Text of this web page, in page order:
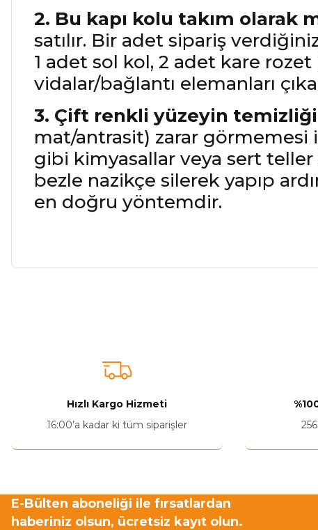
2. Bu kapı kolu takım olarak
satılır. Bir adet sipariş
1 adet sol kol, 2 adet kare
vidalar/bağlantı elemanları
3. Çift renkli yüzeyin temizliği
mat/antrasit) zarar görmemesi
gibi kimyasallar veya sert
bezle nazikçe silerek yapıp
en doğru yöntemdir.
Ürün açıklamasında eksik bilgiler bulunuyor.
Hızlı Kargo Hizmeti
16:00’a kadar ki tüm siparişler
E-Bülten aboneliği ile fırsatlardan
haberiniz olsun, ücretsiz kayıt olun.